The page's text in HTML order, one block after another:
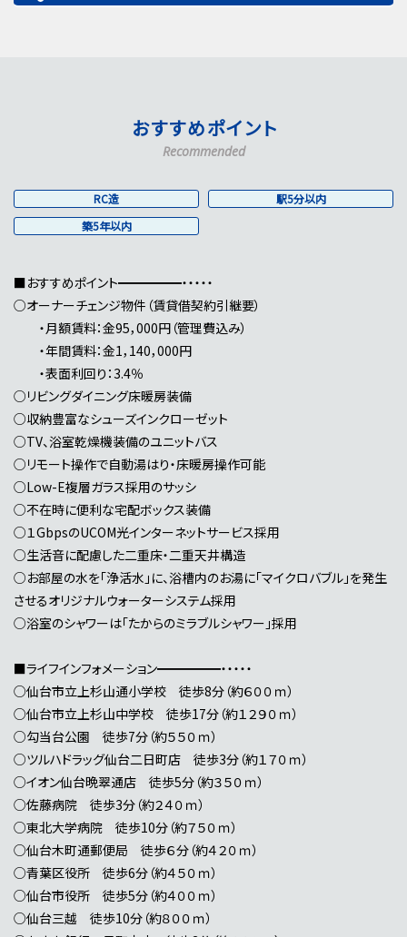
おすすめポイント
Recommended
RC造
駅5分以内
築5年以内
■おすすめポイント━━━━━・・・・・
○オーナーチェンジ物件（賃貸借契約引継要）
・月額賃料：金95，000円（管理費込み）
・年間賃料：金1，140，000円
・表面利回り：3.4％
○リビングダイニング床暖房装備
○収納豊富なシューズインクローゼット
○TV、浴室乾燥機装備のユニットバス
○リモート操作で自動湯はり・床暖房操作可能
○Low-E複層ガラス採用のサッシ
○不在時に便利な宅配ボックス装備
○１GbpsのUCOM光インターネットサービス採用
○生活音に配慮した二重床・二重天井構造
○お部屋の水を「浄活水」に、浴槽内のお湯に「マイクロバブル」を発生
させるオリジナルウォーターシステム採用
○浴室のシャワーは「たからのミラブルシャワー」採用
■ライフインフォメーション━━━━━・・・・・
○仙台市立上杉山通小学校 徒歩8分（約６００ｍ）
○仙台市立上杉山中学校 徒歩17分（約１２９０ｍ）
○勾当台公園 徒歩7分（約５５０ｍ）
○ツルハドラッグ仙台二日町店 徒歩3分（約１７０ｍ）
○イオン仙台晩翠通店 徒歩5分（約３５０ｍ）
○佐藤病院 徒歩3分（約２４０ｍ）
○東北大学病院 徒歩10分（約７５０ｍ）
○仙台木町通郵便局 徒歩６分（約４２０ｍ）
○青葉区役所 徒歩6分（約４５０ｍ）
○仙台市役所 徒歩5分（約４００ｍ）
○仙台三越 徒歩10分（約８００ｍ）